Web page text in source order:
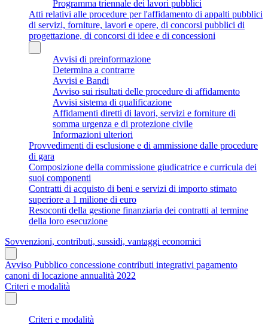
Programma triennale dei lavori pubblici
Atti relativi alle procedure per l'affidamento di appalti pubblici
di servizi, forniture, lavori e opere, di concorsi pubblici di
progettazione, di concorsi di idee e di concessioni
Avvisi di preinformazione
Determina a contrarre
Avvisi e Bandi
Avviso sui risultati delle procedure di affidamento
Avvisi sistema di qualificazione
Affidamenti diretti di lavori, servizi e forniture di
somma urgenza e di protezione civile
Informazioni ulteriori
Provvedimenti di esclusione e di ammissione dalle procedure
di gara
Composizione della commissione giudicatrice e curricula dei
suoi componenti
Contratti di acquisto di beni e servizi di importo stimato
superiore a 1 milione di euro
Resoconti della gestione finanziaria dei contratti al termine
della loro esecuzione
Sovvenzioni, contributi, sussidi, vantaggi economici
Avviso Pubblico concessione contributi integrativi pagamento
canoni di locazione annualità 2022
Criteri e modalità
Criteri e modalità